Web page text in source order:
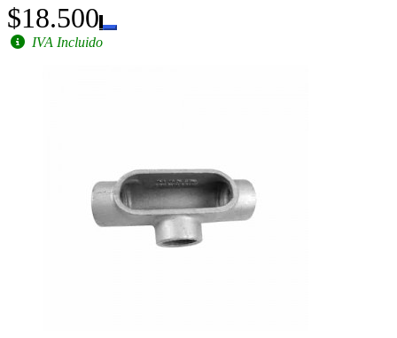
$18.500
IVA Incluido